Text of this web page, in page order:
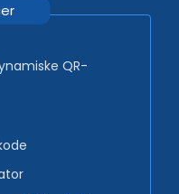
QR-